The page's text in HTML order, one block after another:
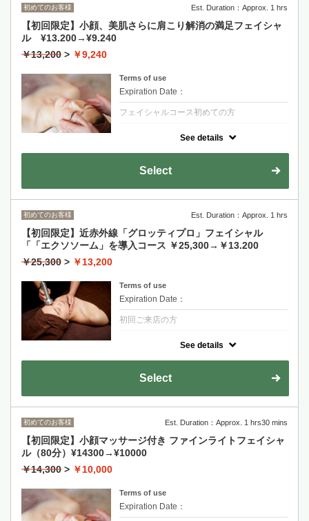
初めてのお客様 Est. Duration：Approx. 1 hrs
【初回限定】小顔、美肌さらに肩こり解消の満足フェイシャ
ル ¥13.200→¥9.240
￥13,200 > ￥9,240
Terms of use
Expiration Date：
フェイシャルコース初めての方
肩こり解消、小顔も手に入れ、さらに選べる
肌別パックとヘッドマッサージがセットの欲
張りコースです。
See details
Select
初めてのお客様 Est. Duration：Approx. 1 hrs
【初回限定】近赤外線「グロッティプロ」フェイシャル
「「エクソソーム」を導入コース ￥25,300→￥13.200
￥25,300 > ￥13,200
Terms of use
Expiration Date：
初回ご来店の方
増加。
全顔に照射！まぶた、唇に臍帯由来ヒト幹細
胞培養上清液「エクソソーム」を導入するこ
￥25,300 →\￥13.200
クレンジング→エクソソーム導入（20分）→
See details
Select
初めてのお客様 Est. Duration：Approx. 1 hrs30 mins
【初回限定】小顔マッサージ付き ファインライトフェイシャ
ル（80分）¥14300→¥10000
￥14,300 > ￥10,000
Terms of use
Expiration Date：